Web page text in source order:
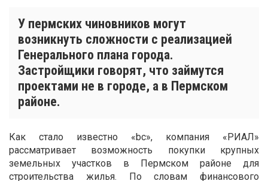
У пермских чиновников могут
возникнуть сложности с реализацией
Генерального плана города.
Застройщики говорят, что займутся
проектами не в городе, а в Пермском
районе.
Как стало известно «bc», компания «РИАЛ»
рассматривает возможность покупки крупных
земельных участков в Пермском районе для
строительства жилья. По словам финансового